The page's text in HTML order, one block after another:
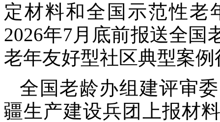
定材料和全国示范性老
2026年7月底前报送全国
老年友好型社区典型案例
全国老龄办组建评审
疆生产建设兵团上报材